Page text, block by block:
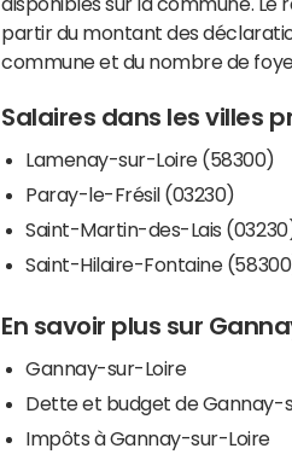
partir du montant des
commune et du nombre de
Salaires dans les villes
Lamenay-sur-Loire (58300)
Paray-le-Frésil (03230)
Saint-Martin-des-Lais
Saint-Hilaire-Fontaine
En savoir plus sur
Gannay-sur-Loire
Dette et budget de Gannay-
Impôts à Gannay-sur-Loire